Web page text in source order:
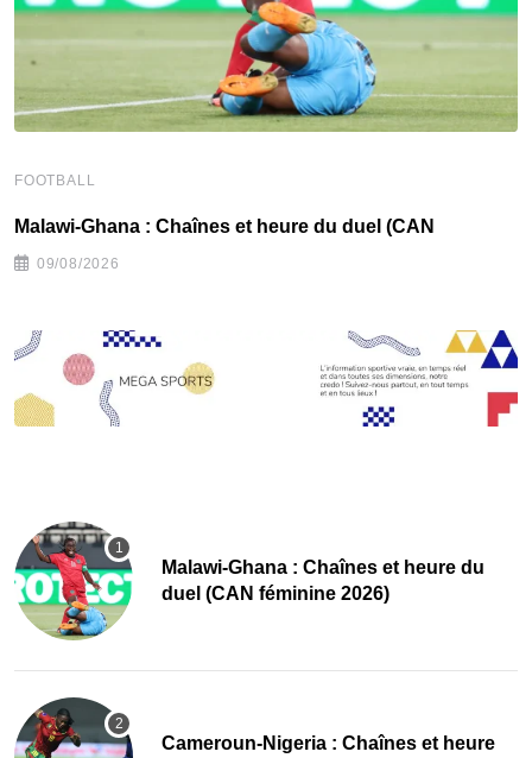
FOOTBALL
Malawi-Ghana : Chaînes et heure du duel (CAN
09/08/2026
Malawi-Ghana : Chaînes et heure du
duel (CAN féminine 2026)
Cameroun-Nigeria : Chaînes et heure